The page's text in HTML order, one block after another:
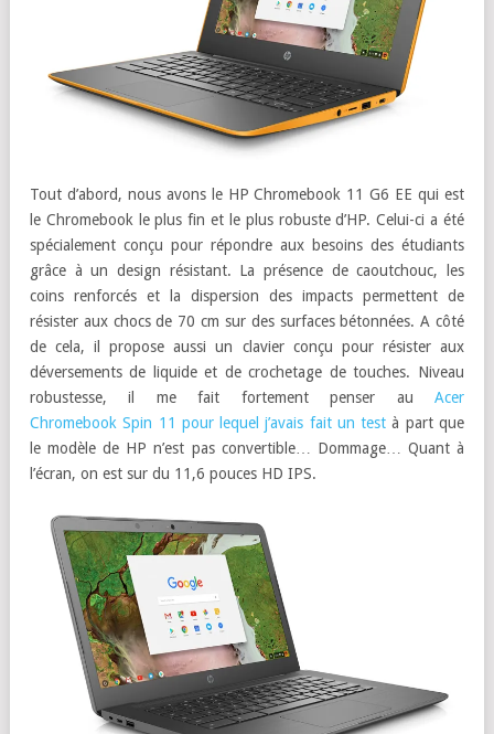
Tout d’abord, nous avons le HP Chromebook 11 G6 EE qui est
le Chromebook le plus fin et le plus robuste d’HP. Celui-ci a été
spécialement conçu pour répondre aux besoins des étudiants
grâce à un design résistant. La présence de caoutchouc, les
coins renforcés et la dispersion des impacts permettent de
résister aux chocs de 70 cm sur des surfaces bétonnées. A côté
de cela, il propose aussi un clavier conçu pour résister aux
déversements de liquide et de crochetage de touches. Niveau
robustesse, il me fait fortement penser au Acer
Chromebook Spin 11 pour lequel j’avais fait un test à part que
le modèle de HP n’est pas convertible… Dommage… Quant à
l’écran, on est sur du 11,6 pouces HD IPS.